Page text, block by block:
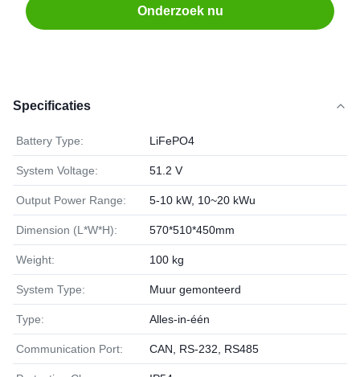
Onderzoek nu
Specificaties
Battery Type: LiFePO4
System Voltage: 51.2 V
Output Power Range: 5-10 kW, 10~20 kWu
Dimension (L*W*H): 570*510*450mm
Weight: 100 kg
System Type: Muur gemonteerd
Type: Alles-in-één
Communication Port: CAN, RS-232, RS485